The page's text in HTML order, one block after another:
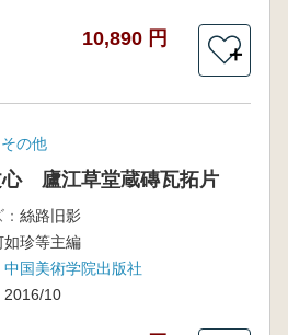
10,890 円
＋
その他
心 廬江草堂蔵磚瓦拓片
絲路旧影
如珍等主編
中国美術学院出版社
2016/10